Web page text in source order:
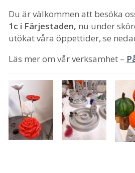
Du är välkommen att besöka
1c i Färjestaden, nu under
utökat våra öppettider, se
Läs mer om vår verksamhet –